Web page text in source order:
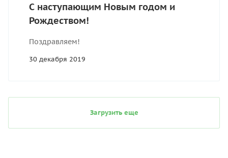
С наступающим Новым годом и
Рождеством!
Поздравляем!
30 декабря 2019
Загрузить еще